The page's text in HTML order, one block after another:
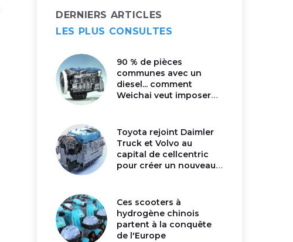
DERNIERS ARTICLES
LES PLUS CONSULTES
90 % de pièces
communes avec un
diesel... comment
Weichai veut imposer
Toyota rejoint Daimler
Truck et Volvo au
capital de cellcentric
pour créer un nouveau
Ces scooters à
hydrogène chinois
partent à la conquête
de l'Europe